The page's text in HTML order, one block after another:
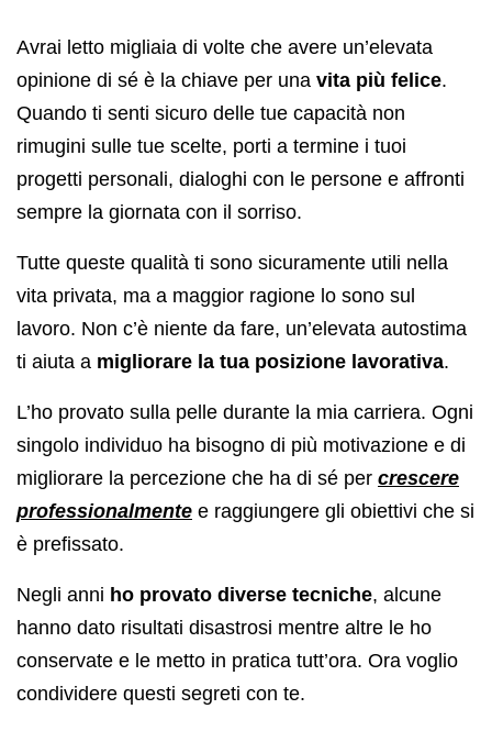
Avrai letto migliaia di volte che avere un’elevata
opinione di sé è la chiave per una vita più felice.
Quando ti senti sicuro delle tue capacità non
rimugini sulle tue scelte, porti a termine i tuoi
progetti personali, dialoghi con le persone e affronti
sempre la giornata con il sorriso.
Tutte queste qualità ti sono sicuramente utili nella
vita privata, ma a maggior ragione lo sono sul
lavoro. Non c’è niente da fare, un’elevata autostima
ti aiuta a migliorare la tua posizione lavorativa.
L’ho provato sulla pelle durante la mia carriera. Ogni
singolo individuo ha bisogno di più motivazione e di
migliorare la percezione che ha di sé per crescere
professionalmente e raggiungere gli obiettivi che si
è prefissato.
Negli anni ho provato diverse tecniche, alcune
hanno dato risultati disastrosi mentre altre le ho
conservate e le metto in pratica tutt’ora. Ora voglio
condividere questi segreti con te.